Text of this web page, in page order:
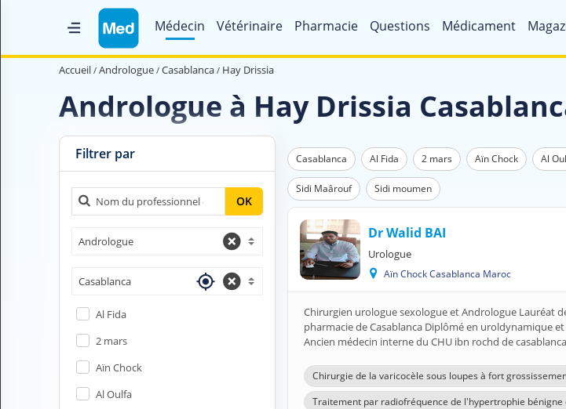
Médecin Vétérinaire Pharmacie Questions Médicament
Accueil
Magazine Médical
Nous contacter
Accueil Andrologue Casablanca Hay Drissia
Andrologue à Hay Drissia
Filtrer par
OK
Andrologue
Casablanca
Al Fida
2 mars
Aïn Chock
Al Oulfa
Casablanca Al Fida 2 mars Aïn Chock Al
Sidi Maârouf Sidi moumen
Dr Walid BAI
Urologue
Aïn Chock Casablanca Maroc
Chirurgien urologue sexologue et Andrologue Lauréat
pharmacie de Casablanca Diplômé en uroldynamique
Ancien médecin interne du CHU ibn rochd de casablanca
Chirurgie de la varicocèle sous loupes à fort
Traitement par radiofréquence de l'hypertrophie bénigne